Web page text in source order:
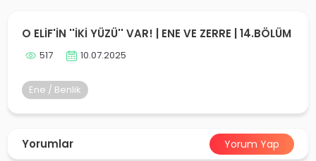
O ELİF'İN ''İKİ YÜZÜ'' VAR! | ENE VE ZERRE | 14.BÖLÜM
517 10.07.2025
Ene / Benlik
Yorumlar Yorum Yap